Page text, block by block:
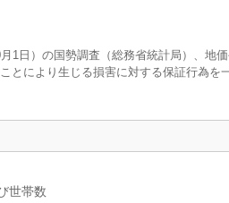
1日）の国勢調査（総務省統計局）、地
とにより生じる損害に対する保証行為
世帯数